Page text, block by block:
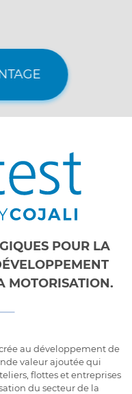
POUR LA
MOTORISATION.
au développement de
valeur ajoutée qui
flottes et entreprises
du secteur de la